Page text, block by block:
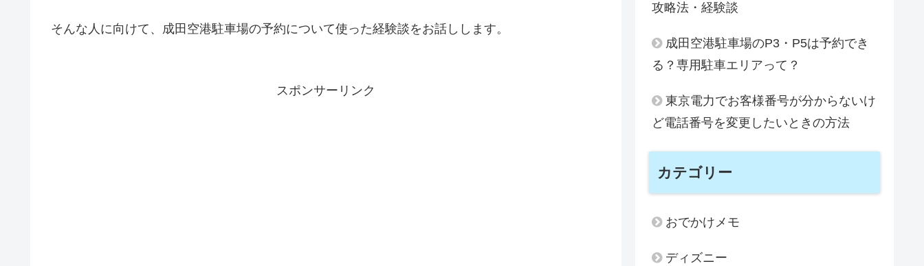
そんな人に向けて、成田空港駐車場の予約について使った経験談をお話しします。
スポンサーリンク
攻略法・経験談
成田空港駐車場のP3・P5は予約でき
る？専用駐車エリアって？
東京電力でお客様番号が分からないけ
ど電話番号を変更したいときの方法
カテゴリー
おでかけメモ
ディズニー